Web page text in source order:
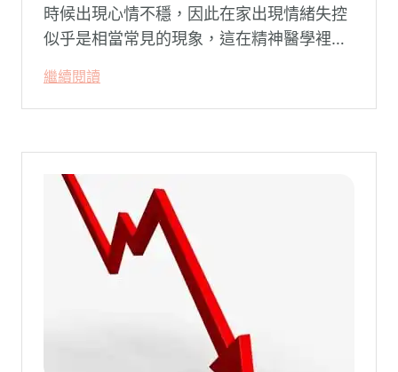
時候出現心情不穩，因此在家出現情緒失控
似乎是相當常見的現象，這在精神醫學裡不
系統在長久使用之下，突然在某一次需要處
理更高層次的資料時，電腦呈現當機現象，
造成重大影響。
繼續閱讀